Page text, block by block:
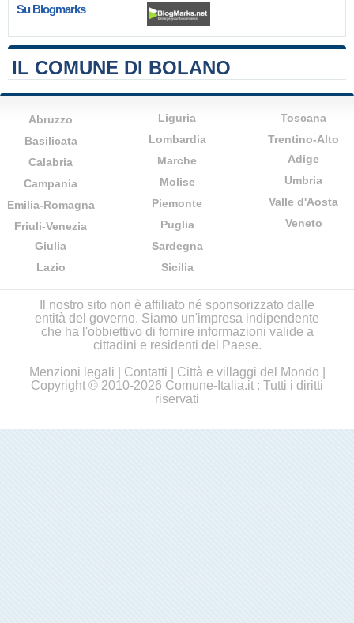
Su Blogmarks
IL COMUNE DI BOLANO
Abruzzo
Basilicata
Calabria
Campania
Emilia-Romagna
Friuli-Venezia
Giulia
Lazio
Liguria
Lombardia
Marche
Molise
Piemonte
Puglia
Sardegna
Sicilia
Toscana
Trentino-Alto
Adige
Umbria
Valle d'Aosta
Veneto
Il nostro sito non è affiliato né sponsorizzato dalle
entità del governo. Siamo un'impresa indipendente
che ha l'obbiettivo di fornire informazioni valide a
cittadini e residenti del Paese.
Menzioni legali
Contatti Città e villaggi del Mondo
Copyright © 2010-2026 Comune-Italia.it : Tutti i diritti
riservati